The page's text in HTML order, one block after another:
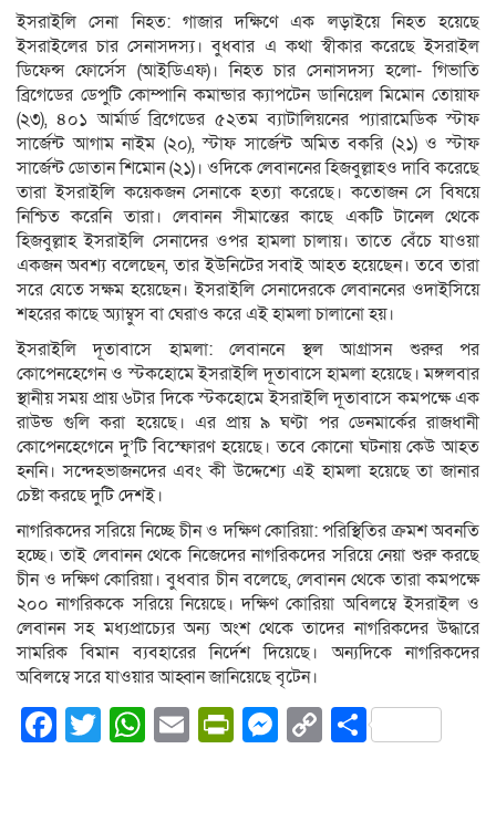
ইসরাইলি সেনা নিহত: গাজার দক্ষিণে এক লড়াইয়ে নিহত হয়েছে
ইসরাইলের চার সেনাসদস্য। বুধবার এ কথা স্বীকার করেছে ইসরাইল
ডিফেন্স ফোর্সেস (আইডিএফ)। নিহত চার সেনাসদস্য হলো- গিভাতি
ব্রিগেডের ডেপুটি কোম্পানি কমান্ডার ক্যাপটেন ডানিয়েল মিমোন তোয়াফ
(২৩), ৪০১ আর্মার্ড ব্রিগেডের ৫২তম ব্যাটালিয়নের প্যারামেডিক স্টাফ
সার্জেন্ট আগাম নাইম (২০), স্টাফ সার্জেন্ট অমিত বকরি (২১) ও স্টাফ
সার্জেন্ট ডোতান শিমোন (২১)। ওদিকে লেবাননের হিজবুল্লাহও দাবি করেছে
তারা ইসরাইলি কয়েকজন সেনাকে হত্যা করেছে। কতোজন সে বিষয়ে
নিশ্চিত করেনি তারা। লেবানন সীমান্তের কাছে একটি টানেল থেকে
হিজবুল্লাহ ইসরাইলি সেনাদের ওপর হামলা চালায়। তাতে বেঁচে যাওয়া
একজন অবশ্য বলেছেন, তার ইউনিটের সবাই আহত হয়েছেন। তবে তারা
সরে যেতে সক্ষম হয়েছেন। ইসরাইলি সেনাদেরকে লেবাননের ওদাইসিয়ে
শহরের কাছে অ্যাম্বুস বা ঘেরাও করে এই হামলা চালানো হয়।
ইসরাইলি দূতাবাসে হামলা: লেবাননে স্থল আগ্রাসন শুরুর পর
কোপেনহেগেন ও স্টকহোমে ইসরাইলি দূতাবাসে হামলা হয়েছে। মঙ্গলবার
স্থানীয় সময় প্রায় ৬টার দিকে স্টকহোমে ইসরাইলি দূতাবাসে কমপক্ষে এক
রাউন্ড গুলি করা হয়েছে। এর প্রায় ৯ ঘণ্টা পর ডেনমার্কের রাজধানী
কোপেনহেগেনে দু’টি বিস্ফোরণ হয়েছে। তবে কোনো ঘটনায় কেউ আহত
হননি। সন্দেহভাজনদের এবং কী উদ্দেশ্যে এই হামলা হয়েছে তা জানার
চেষ্টা করছে দুটি দেশই।
নাগরিকদের সরিয়ে নিচ্ছে চীন ও দক্ষিণ কোরিয়া: পরিস্থিতির ক্রমশ অবনতি
হচ্ছে। তাই লেবানন থেকে নিজেদের নাগরিকদের সরিয়ে নেয়া শুরু করছে
চীন ও দক্ষিণ কোরিয়া। বুধবার চীন বলেছে, লেবানন থেকে তারা কমপক্ষে
২০০ নাগরিককে সরিয়ে নিয়েছে। দক্ষিণ কোরিয়া অবিলম্বে ইসরাইল ও
লেবানন সহ মধ্যপ্রাচ্যের অন্য অংশ থেকে তাদের নাগরিকদের উদ্ধারে
সামরিক বিমান ব্যবহারের নির্দেশ দিয়েছে। অন্যদিকে নাগরিকদের
অবিলম্বে সরে যাওয়ার আহ্বান জানিয়েছে বৃটেন।
Facebook
Twitter
WhatsApp
EmailPrintFriendly
Messenger
CopyShare